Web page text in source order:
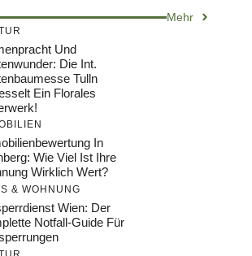
Mehr
Und
Die Int.
Tulln
Ein Florales
In
Wie Viel Ist Ihre
Wirklich Wert?
& WOHNUNG
Wien: Der
Notfall-Guide Für